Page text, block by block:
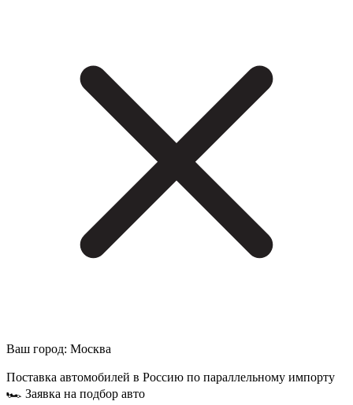
Ваш город: Москва
Поставка автомобилей в Россию по параллельному импорту
🏎 Заявка на подбор авто